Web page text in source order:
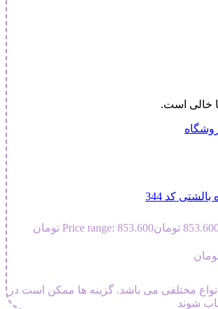
خالی است.
کد 344
تومان Price range: 853.600 تومان
مختلفی می باشد. گزینه ها ممکن است در
شوند